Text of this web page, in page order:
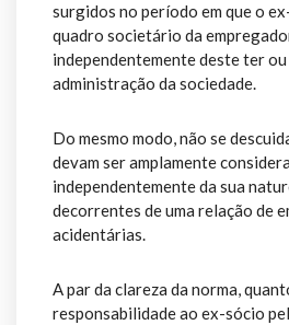
surgidos no período em que o
quadro societário da
independentemente deste ter
administração da sociedade.
Do mesmo modo, não se
devam ser amplamente
independentemente da sua
decorrentes de uma relação de
acidentárias.
A par da clareza da norma,
responsabilidade ao ex-sócio